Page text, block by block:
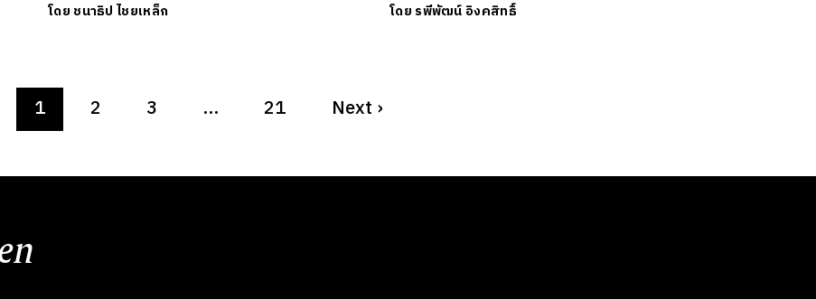
โดย ชนาธิป ไชยเหล็ก โดย รพีพัฒน์ อิงคสิทธิ์
1 2 3 … 21 Next›